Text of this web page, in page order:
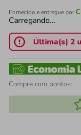
Fornecido e entregue por
Carregando…
Última(s) 2
Compre com pontos: